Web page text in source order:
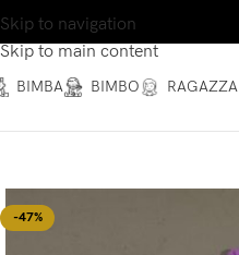
Skip to navigation
Skip to main content
BIMBA BIMBO RAGAZZA
-47%